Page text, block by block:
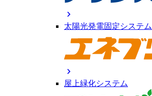
chevron_right
太陽光発電固定システム
chevron_right
屋上緑化システム